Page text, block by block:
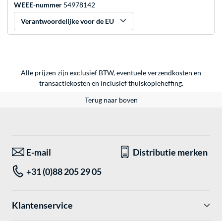
WEEE-nummer 54978142
Verantwoordelijke voor de EU
Alle prijzen zijn exclusief BTW, eventuele verzendkosten en
transactiekosten en inclusief thuiskopieheffing.
Terug naar boven
E-mail
Distributie merken
+31 (0)88 205 29 05
Klantenservice